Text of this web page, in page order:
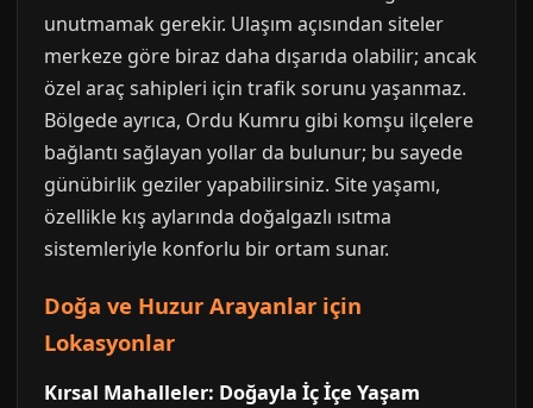
unutmamak gerekir. Ulaşım açısından siteler
merkeze göre biraz daha dışarıda olabilir; ancak
özel araç sahipleri için trafik sorunu yaşanmaz.
Bölgede ayrıca, Ordu Kumru gibi komşu ilçelere
bağlantı sağlayan yollar da bulunur; bu sayede
günübirlik geziler yapabilirsiniz. Site yaşamı,
özellikle kış aylarında doğalgazlı ısıtma
sistemleriyle konforlu bir ortam sunar.
Doğa ve Huzur Arayanlar için
Lokasyonlar
Kırsal Mahalleler: Doğayla İç İçe Yaşam